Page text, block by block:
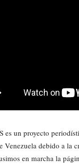
es un proyecto
Venezuela debido a la
en marcha la